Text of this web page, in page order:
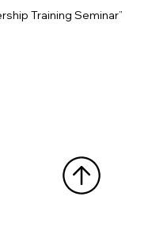
Training Seminar”